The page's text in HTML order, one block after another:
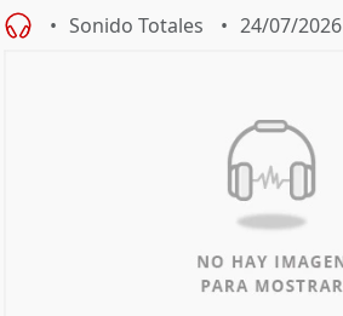
Sonido Totales 24/07/2026